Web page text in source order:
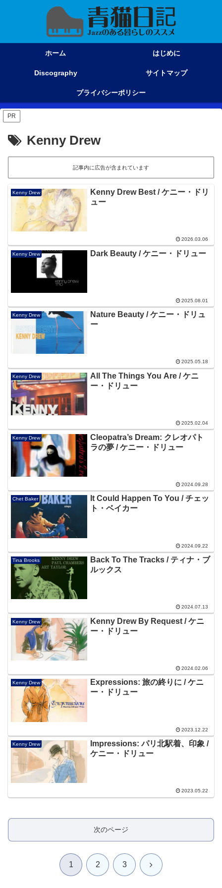
ホーム はじめに
Discography サイトマップ
プライバシーポリシー
PR
Kenny Drew
記事内に広告が含まれています
Kenny Drew
Kenny Drew Best / ケニー・ドリ
ュー
2026.03.06
Kenny Drew Dark Beauty / ケニー・ドリュー
2025.08.01
Kenny Drew
Nature Beauty / ケニー・ドリュ
ー
2025.05.18
Kenny Drew
All The Things You Are / ケニ
ー・ドリュー
2025.02.04
Kenny Drew
Cleopatra’s Dream: クレオパト
ラの夢 / ケニー・ドリュー
2024.09.28
Chet Baker
It Could Happen To You / チェッ
ト・ベイカー
2024.09.22
Tina Brooks
Back To The Tracks / ティナ・ブ
ルックス
2024.07.13
Kenny Drew
Kenny Drew By Request / ケニ
ー・ドリュー
2024.02.06
Kenny Drew
Expressions: 旅の終りに / ケニ
ー・ドリュー
2023.12.22
Kenny Drew
Impressions: パリ北駅着、印象 /
ケニー・ドリュー
2023.05.22
次のページ
1 2 3 次